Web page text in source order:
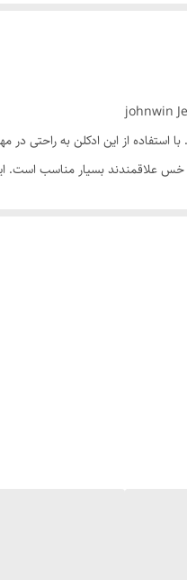
از این ادکلن به راحتی در
خس علاقمندند بسیار مناسب